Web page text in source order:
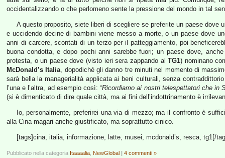
occidentalizzando o che perlomeno sente la pressione del mondo in tal
A questo proposito, siete liberi di scegliere se preferite un paese dove
e uccidendo decine di bambini viene messo a morte, o un paese dove
anni di carcere, scontati di un terzo per il patteggiamento, poi
buona condotta, e dopo pochi anni sarebbe fuori; un paese dove,
protesta, o un paese dove (visto ieri sera zappando alTG1) nominano
McDonald’s Italia, dopodiché gli danno tre minuti nel momento di
sarà bella la managerialità applicata ai beni culturali, senza
l’una e l’altra, ad esempio così: “Ricordiamo ai nostri telespettatori che in
(si è dimenticato di dire quale città, ma ai fini dell’indottrinamento è
Io, personalmente, preferirei una via di mezzo; ma il confronto è
alla Cina magari anche giustificato, ma soprattutto cinico.
[tags]cina, italia, informazione, latte, musei, mcdonald’s, resca, tg1[/
Pubblicato nella categoria Itaaaalia NewGlobal | 4 commenti »